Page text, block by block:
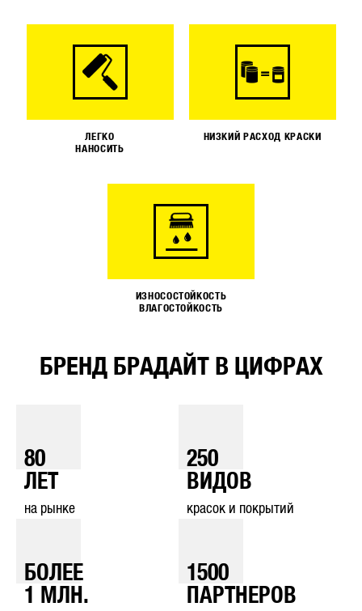
ЛЕГКО
НАНОСИТЬ
НИЗКИЙ РАСХОД КРАСКИ
ИЗНОСОСТОЙКОСТЬ
ВЛАГОСТОЙКОСТЬ
БРЕНД БРАДАЙТ В ЦИФРАХ
80
ЛЕТ
на рынке
250
ВИДОВ
красок и покрытий
БОЛЕЕ
1
МЛН.
1500
ПАРТНЕРОВ